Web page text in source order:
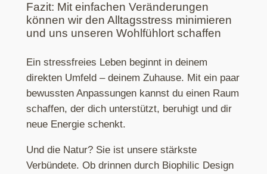
Fazit: Mit einfachen Veränderungen
können wir den Alltagsstress minimieren
und uns unseren Wohlfühlort schaffen
Ein stressfreies Leben beginnt in deinem
direkten Umfeld – deinem Zuhause. Mit ein paar
bewussten Anpassungen kannst du einen Raum
schaffen, der dich unterstützt, beruhigt und dir
neue Energie schenkt.
Und die Natur? Sie ist unsere stärkste
Verbündete. Ob drinnen durch Biophilic Design